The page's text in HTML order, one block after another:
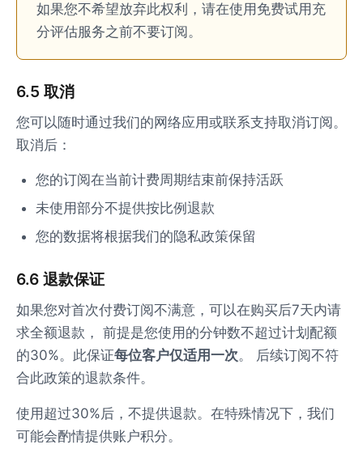
如果您不希望放弃此权利，请在使用免费试用充
分评估服务之前不要订阅。
6.5 取消
您可以随时通过我们的网络应用或联系支持取消订阅。
取消后：
您的订阅在当前计费周期结束前保持活跃
未使用部分不提供按比例退款
您的数据将根据我们的隐私政策保留
6.6 退款保证
如果您对首次付费订阅不满意，可以在购买后7天内请
求全额退款， 前提是您使用的分钟数不超过计划配额
的30%。此保证每位客户仅适用一次。 后续订阅不符
合此政策的退款条件。
使用超过30%后，不提供退款。在特殊情况下，我们
可能会酌情提供账户积分。